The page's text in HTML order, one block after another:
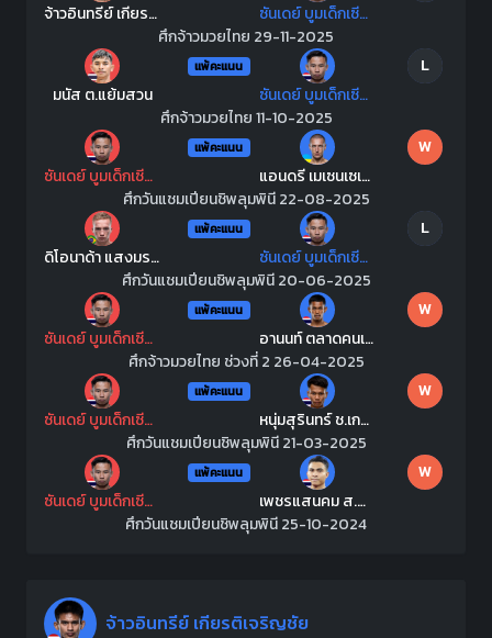
จ้าวอินทรีย์ เกียรติเจริญชัย
ซันเดย์ บูมเด็กเซียน
ศึกจ้าวมวยไทย 29-11-2025
แพ้คะแนน
L
มนัส ต.แย้มสวน
ซันเดย์ บูมเด็กเซียน
ศึกจ้าวมวยไทย 11-10-2025
แพ้คะแนน
W
ซันเดย์ บูมเด็กเซียน
แอนดรี เมเซนเซเยฟ
ศึกวันแชมเปียนชิพลุมพินี 22-08-2025
แพ้คะแนน
L
ดิโอนาด้า แสงมรกต
ซันเดย์ บูมเด็กเซียน
ศึกวันแชมเปียนชิพลุมพินี 20-06-2025
แพ้คะแนน
W
ซันเดย์ บูมเด็กเซียน
อานนท์ ตลาดคนเดินเมืองพล
ศึกจ้าวมวยไทย ช่วงที่ 2 26-04-2025
แพ้คะแนน
W
ซันเดย์ บูมเด็กเซียน
หนุ่มสุรินทร์ ช.เกตุวีณา
ศึกวันแชมเปียนชิพลุมพินี 21-03-2025
แพ้คะแนน
W
ซันเดย์ บูมเด็กเซียน
เพชรแสนคม ส.สมหมาย
ศึกวันแชมเปียนชิพลุมพินี 25-10-2024
จ้าวอินทรีย์ เกียรติเจริญชัย